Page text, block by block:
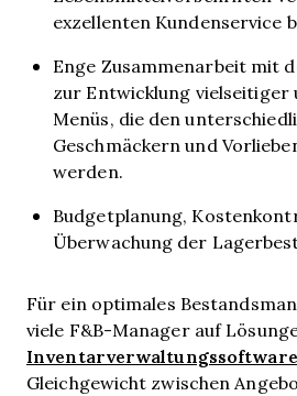
exzellenten Kundenservice
Enge Zusammenarbeit mit
zur Entwicklung vielseitiger
Menüs, die den
Geschmäckern und
werden.
Budgetplanung,
Überwachung der
Für ein optimales
viele F&B-Manager auf
Inventarverwaltungssoftware
Gleichgewicht zwischen